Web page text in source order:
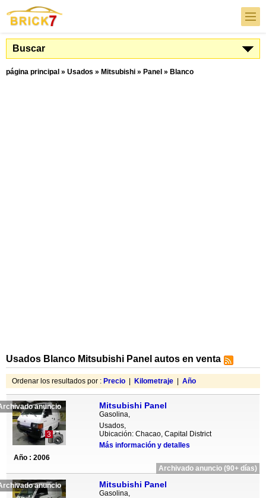
Buscar
página principal » Usados » Mitsubishi » Panel » Blanco
Usados Blanco Mitsubishi Panel autos en venta
Ordenar los resultados por : Precio Kilometraje Año
anuncio
3
Mitsubishi Panel
Gasolina,
Usados,
Ubicación: Chacao, Capital District
Más información y detalles
Año : 2006
Archivado anuncio (90+ días)
anuncio Mitsubishi Panel
Gasolina,